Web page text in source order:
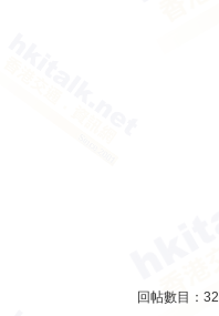
回帖數目： 32